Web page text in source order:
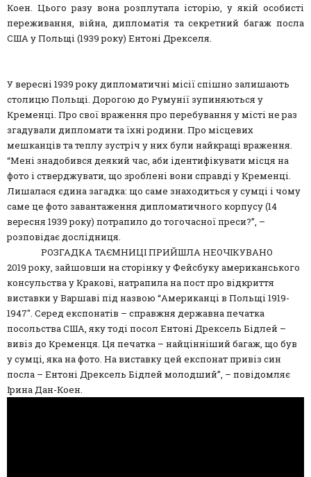
Коен. Цього разу вона розплутала історію, у якій особисті
переживання, війна, дипломатія та секретний багаж посла
США у Польщі (1939 року) Ентоні Дрекселя.
У вересні 1939 року дипломатичні місії спішно залишають
столицю Польщі. Дорогою до Румунії зупиняються у
Кременці. Про свої враження про перебування у місті не раз
згадували дипломати та їхні родини. Про місцевих
мешканців та теплу зустріч у них були найкращі враження.
“Мені знадобився деякий час, аби ідентифікувати місця на
фото і стверджувати, що зроблені вони справді у Кременці.
Лишалася єдина загадка: що саме знаходиться у сумці і чому
саме це фото завантаження дипломатичного корпусу (14
вересня 1939 року) потрапило до тогочасної преси?”, –
розповідає дослідниця.
РОЗГАДКА ТАЄМНИЦІ ПРИЙШЛА НЕОЧІКУВАНО
2019 року, зайшовши на сторінку у Фейсбуку американського
консульства у Кракові, натрапила на пост про відкриття
виставки у Варшаві під назвою “Американці в Польщі 1919-
1947″. Серед експонатів – справжня державна печатка
посольства США, яку тоді посол Ентоні Дрексель Бідлей –
вивіз до Кременця. Ця печатка – найцінніший багаж, що був
у сумці, яка на фото. На виставку цей експонат привіз син
посла – Ентоні Дрексель Бідлей молодший”, – повідомляє
Ірина Дан-Коен.